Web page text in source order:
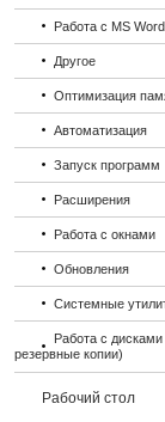
Работа с MS Word
Другое
Оптимизация
Автоматизация
Запуск программ
Расширения
Работа с окнами
Обновления
Системные
Работа с дисками
резервные копии)
Рабочий стол